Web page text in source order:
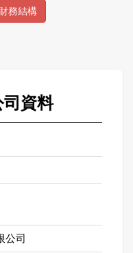
務結構
資料
公司